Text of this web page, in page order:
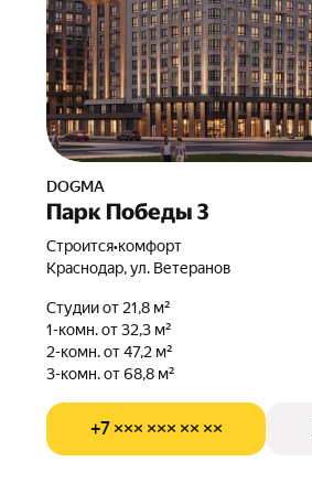
DOGMA
Парк Победы 3
Строится•комфорт
Краснодар, ул. Ветеранов
Студии от 21,8 м²
1-комн. от 32,3 м²
2-комн. от 47,2 м²
3-комн. от 68,8 м²
+7 ××× ××× ×× ××